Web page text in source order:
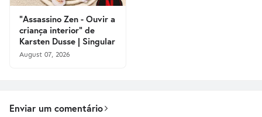
"Assassino Zen - Ouvir a
criança interior" de
Karsten Dusse | Singular
August 07, 2026
Enviar um comentário